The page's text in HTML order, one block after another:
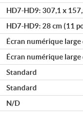
HD7-HD9: 307,1 x
HD7-HD9: 28 cm (11
Écran numérique large
Écran numérique large
Standard
Standard
N/D